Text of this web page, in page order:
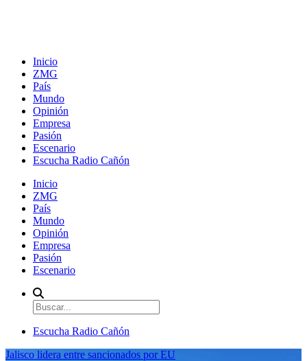
Inicio
ZMG
País
Mundo
Opinión
Empresa
Pasión
Escenario
Escucha Radio Cañón
Inicio
ZMG
País
Mundo
Opinión
Empresa
Pasión
Escenario
Escucha Radio Cañón
Jalisco lidera entre sancionados por EU